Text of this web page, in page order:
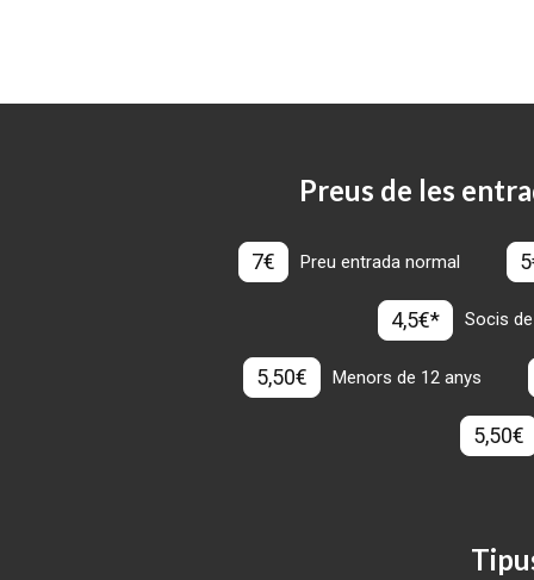
Preus de les
7€ Preu entrada normal
4,5€* Socis
5,50€ Menors de 12 anys
5,50€